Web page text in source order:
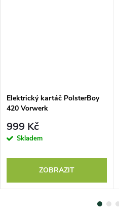
Elektrický kartáč PolsterBoy
420 Vorwerk
999 Kč
Skladem
ZOBRAZIT